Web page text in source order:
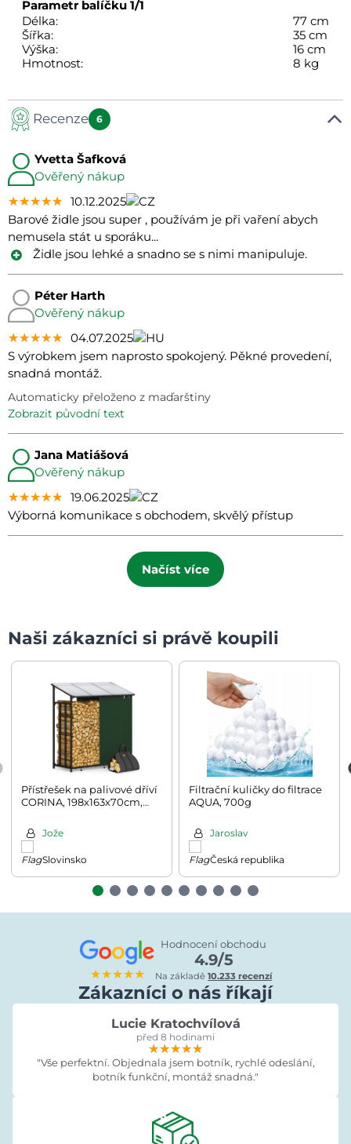
Parametr balíčku 1/1
Délka:
77 cm
Šířka:
35 cm
Výška:
16 cm
Hmotnost:
8 kg
Recenze 6
Yvetta Šafková
Ověřený nákup
★★★★★
★★★★★
★★★★★ 10.12.2025
Barové židle jsou super , používám je při vaření abych
nemusela stát u sporáku...
Židle jsou lehké a snadno se s nimi manipuluje.
Péter Harth
Ověřený nákup
★★★★★
★★★★★
★★★★★ 04.07.2025
S výrobkem jsem naprosto spokojený. Pěkné provedení,
snadná montáž.
Automaticky přeloženo z maďarštiny
zobrazit původní text
Jana Matiášová
Ověřený nákup
★★★★★
★★★★★
★★★★★ 19.06.2025
Výborná komunikace s obchodem, skvělý přístup
Načíst více
Naši zákazníci si právě koupili
Přístřešek na palivové dříví
CORINA, 198x163x70cm,
Jože
Slovinsko
Filtrační kuličky do filtrace
AQUA, 700g
Jaroslav
Česká republika
★★★★★
Hodnocení obchodu
4.9/5
Na základě10.233 recenzí
Zákazníci o nás říkají
Lucie Kratochvílová
před 8 hodinami
★★★★★
★★★★★
★★★★★
"Vše perfektní. Objednala jsem botník, rychlé odeslání,
botník funkční, montáž snadná."